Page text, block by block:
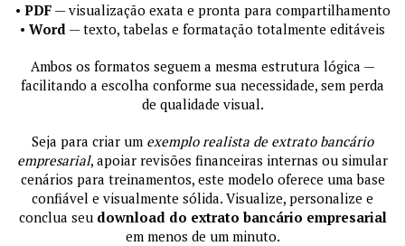
• PDF— visualização exata e pronta para compartilhamento
• Word — texto, tabelas e formatação totalmente editáveis
Ambos os formatos seguem a mesma estrutura lógica —
facilitando a escolha conforme sua necessidade, sem perda
de qualidade visual.
Seja para criar um exemplo realista de extrato bancário
empresarial, apoiar revisões financeiras internas ou simular
cenários para treinamentos, este modelo oferece uma base
confiável e visualmente sólida. Visualize, personalize e
conclua seu download do extrato bancário empresarial
em menos de um minuto.